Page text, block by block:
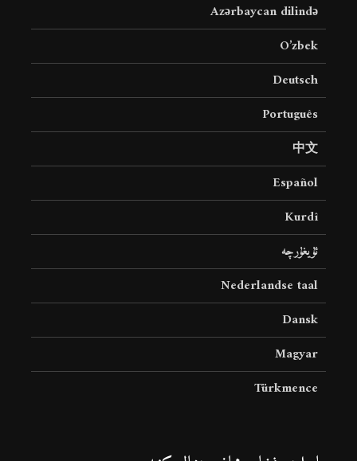
Azərbaycan dilində
O’zbek
Deutsch
Português
中文
Español
Kurdî
ئۇيغۇرچە
Nederlandse taal
Dansk
Magyar
Türkmence